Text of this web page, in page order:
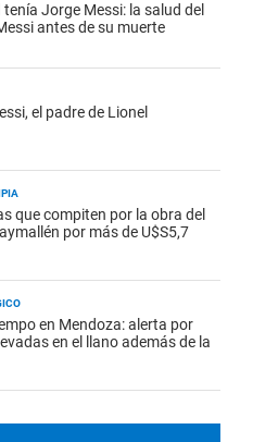
Jorge Messi: la salud del
antes de su muerte
el padre de Lionel
que compiten por la obra del
por más de U$S5,7
en Mendoza: alerta por
en el llano además de la